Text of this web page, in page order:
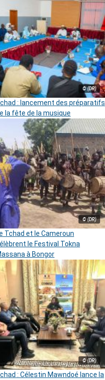
© (DR)
: lancement des préparatifs
la fête de la musique
© (DR)
Tchad et le Cameroun
le Festival Tokna
à Bongor
© (DR)
: Célestin Mawndoé lance la